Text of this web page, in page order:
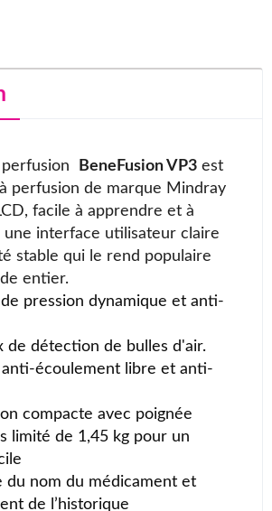
perfusion BeneFusion VP3 est
perfusion de marque Mindray
facile à apprendre et à
une interface utilisateur claire
stable qui le rend populaire
entier.
pression dynamique et anti-
de détection de bulles d'air.
anti-écoulement libre et anti-
compacte avec poignée
limité de 1,45 kg pour un
du nom du médicament et
de l’historique